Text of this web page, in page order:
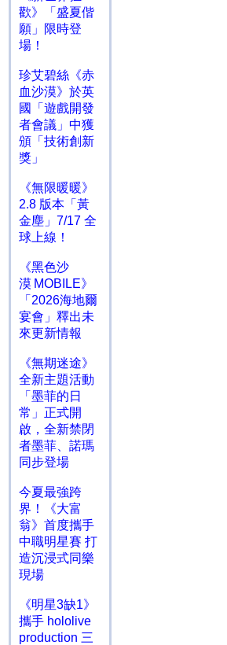
歡》「盛夏偕
願」限時登
場！
珍艾碧絲《赤
血沙漠》於英
國「遊戲開發
者會議」中獲
頒「技術創新
獎」
《無限暖暖》
2.8 版本「黃
金塵」7/17 全
球上線！
《黑色沙
漠 MOBILE》
「2026海地爾
宴會」釋出未
來更新情報
《無期迷途》
全新主題活動
「墨菲的日
常」正式開
啟，全新禁閉
者墨菲、諾瑪
同步登場
今夏最強跨
界！《大富
翁》首度攜手
中職明星賽 打
造沉浸式同樂
現場
《明星3缺1》
攜手 hololive
production 三